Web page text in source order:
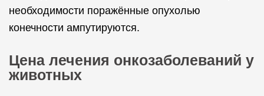
необходимости поражённые опухолью
конечности ампутируются.
Цена лечения онкозаболеваний у
животных